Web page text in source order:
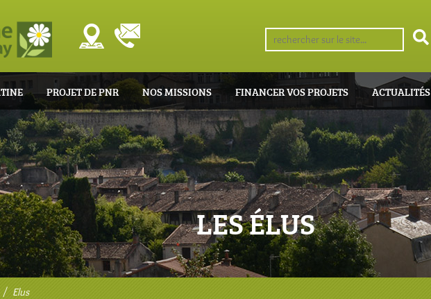
PROJET DE PNR NOS MISSIONS FINANCER VOS PROJETS ACTUALITÉS
Elus
LES ÉLUS